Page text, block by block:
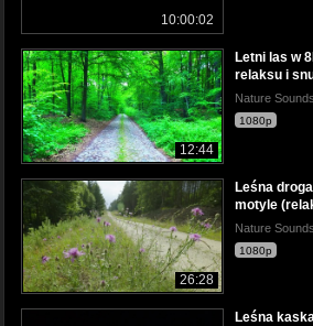
10:00:02
12:44
Letni las w
relaksu i
Nature
1080p
26:28
Leśna
motyle
Nature
1080p
Leśna